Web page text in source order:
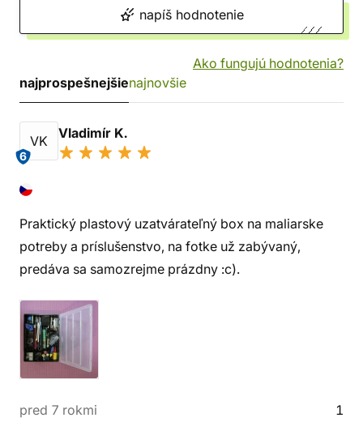
napíš hodnotenie
Ako fungujú hodnotenia?
najprospešnejšienajnovšie
VK
6
Vladimír K.
Praktický plastový uzatvárateľný box na maliarske
potreby a príslušenstvo, na fotke už zabývaný,
predáva sa samozrejme prázdny :c).
pred 7 rokmi 1